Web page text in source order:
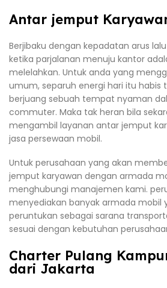
Antar jemput
Berjibaku dengan kepadatan arus
ketika parjalanan menuju kantor
melelahkan. Untuk anda yang
umum, separuh energi hari itu habis
berjuang sebuah tempat nyaman
commuter. Maka tak heran bila
mengambil layanan antar jemput
jasa persewaan mobil.
Untuk perusahaan yang akan
jemput karyawan dengan armada
menghubungi manajemen kami.
menyediakan banyak armada mobil
peruntukan sebagai sarana
sesuai dengan kebutuhan
Charter Pulang
dari Jakarta